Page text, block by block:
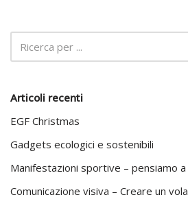
Articoli recenti
EGF Christmas
Gadgets ecologici e sostenibili
Manifestazioni sportive – pensiamo
Comunicazione visiva – Creare un